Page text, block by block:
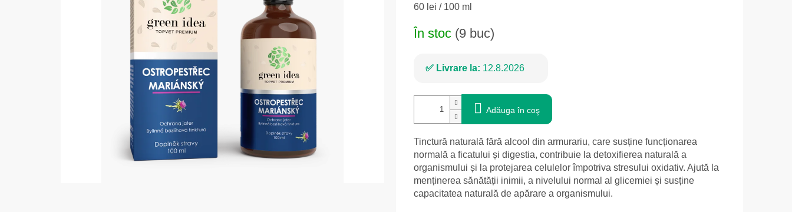
Evaluare
60 lei / 100 ml
În stoc (9 buc)
Livrare la: 12.8.2026
Adăuga în coş
Tinctură naturală fără alcool din armurariu, care susține funcționarea
normală a ficatului și digestia, contribuie la detoxifierea naturală a
organismului și la protejarea celulelor împotriva stresului oxidativ. Ajută la
menținerea sănătății inimii, a nivelului normal al glicemiei și susține
capacitatea naturală de apărare a organismului.